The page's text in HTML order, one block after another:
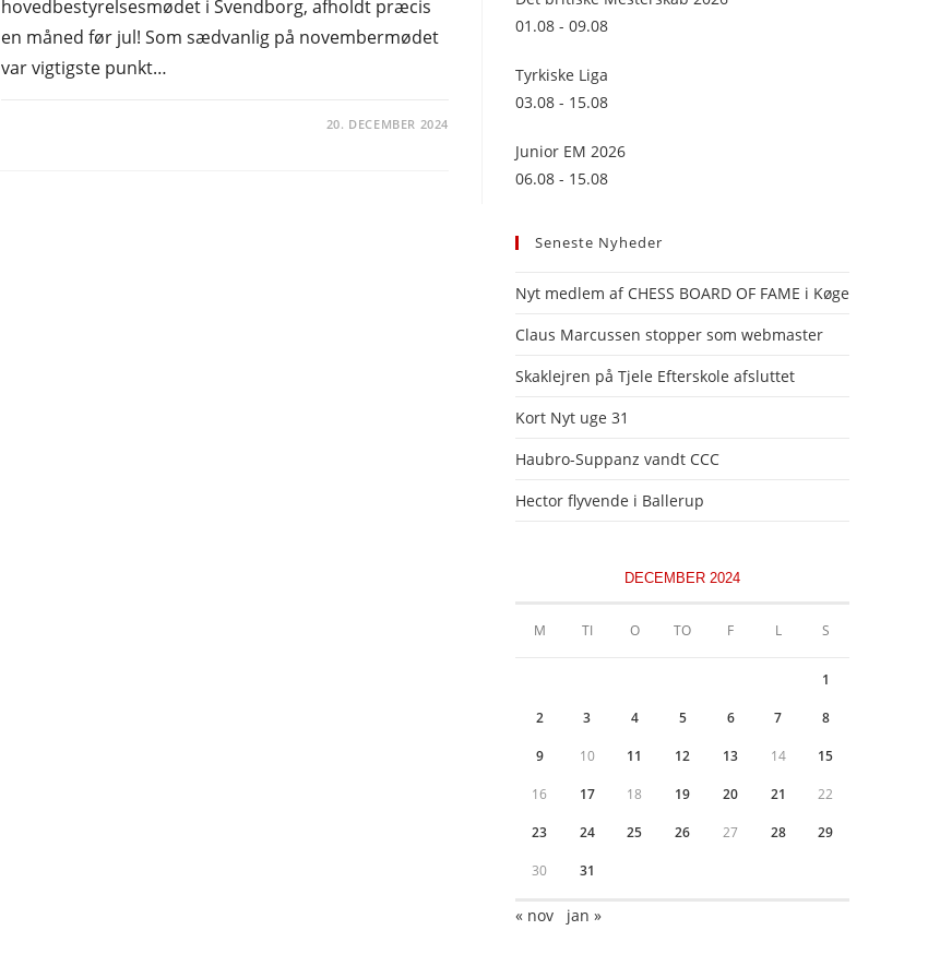
hovedbestyrelsesmødet i Svendborg, afholdt præcis
en måned før jul! Som sædvanlig på novembermødet
var vigtigste punkt…
20. DECEMBER 2024
01.08 - 09.08
Tyrkiske Liga
03.08 - 15.08
Junior EM 2026
06.08 - 15.08
Seneste Nyheder
Nyt medlem af CHESS BOARD OF FAME i Køge
Claus Marcussen stopper som webmaster
Skaklejren på Tjele Efterskole afsluttet
Kort Nyt uge 31
Haubro-Suppanz vandt CCC
Hector flyvende i Ballerup
DECEMBER 2024
M TI O TO F L S
1
2 3 4 5 6 7 8
9 10 11 12 13 14 15
16 17 18 19 20 21 22
23 24 25 26 27 28 29
30 31
« nov jan »